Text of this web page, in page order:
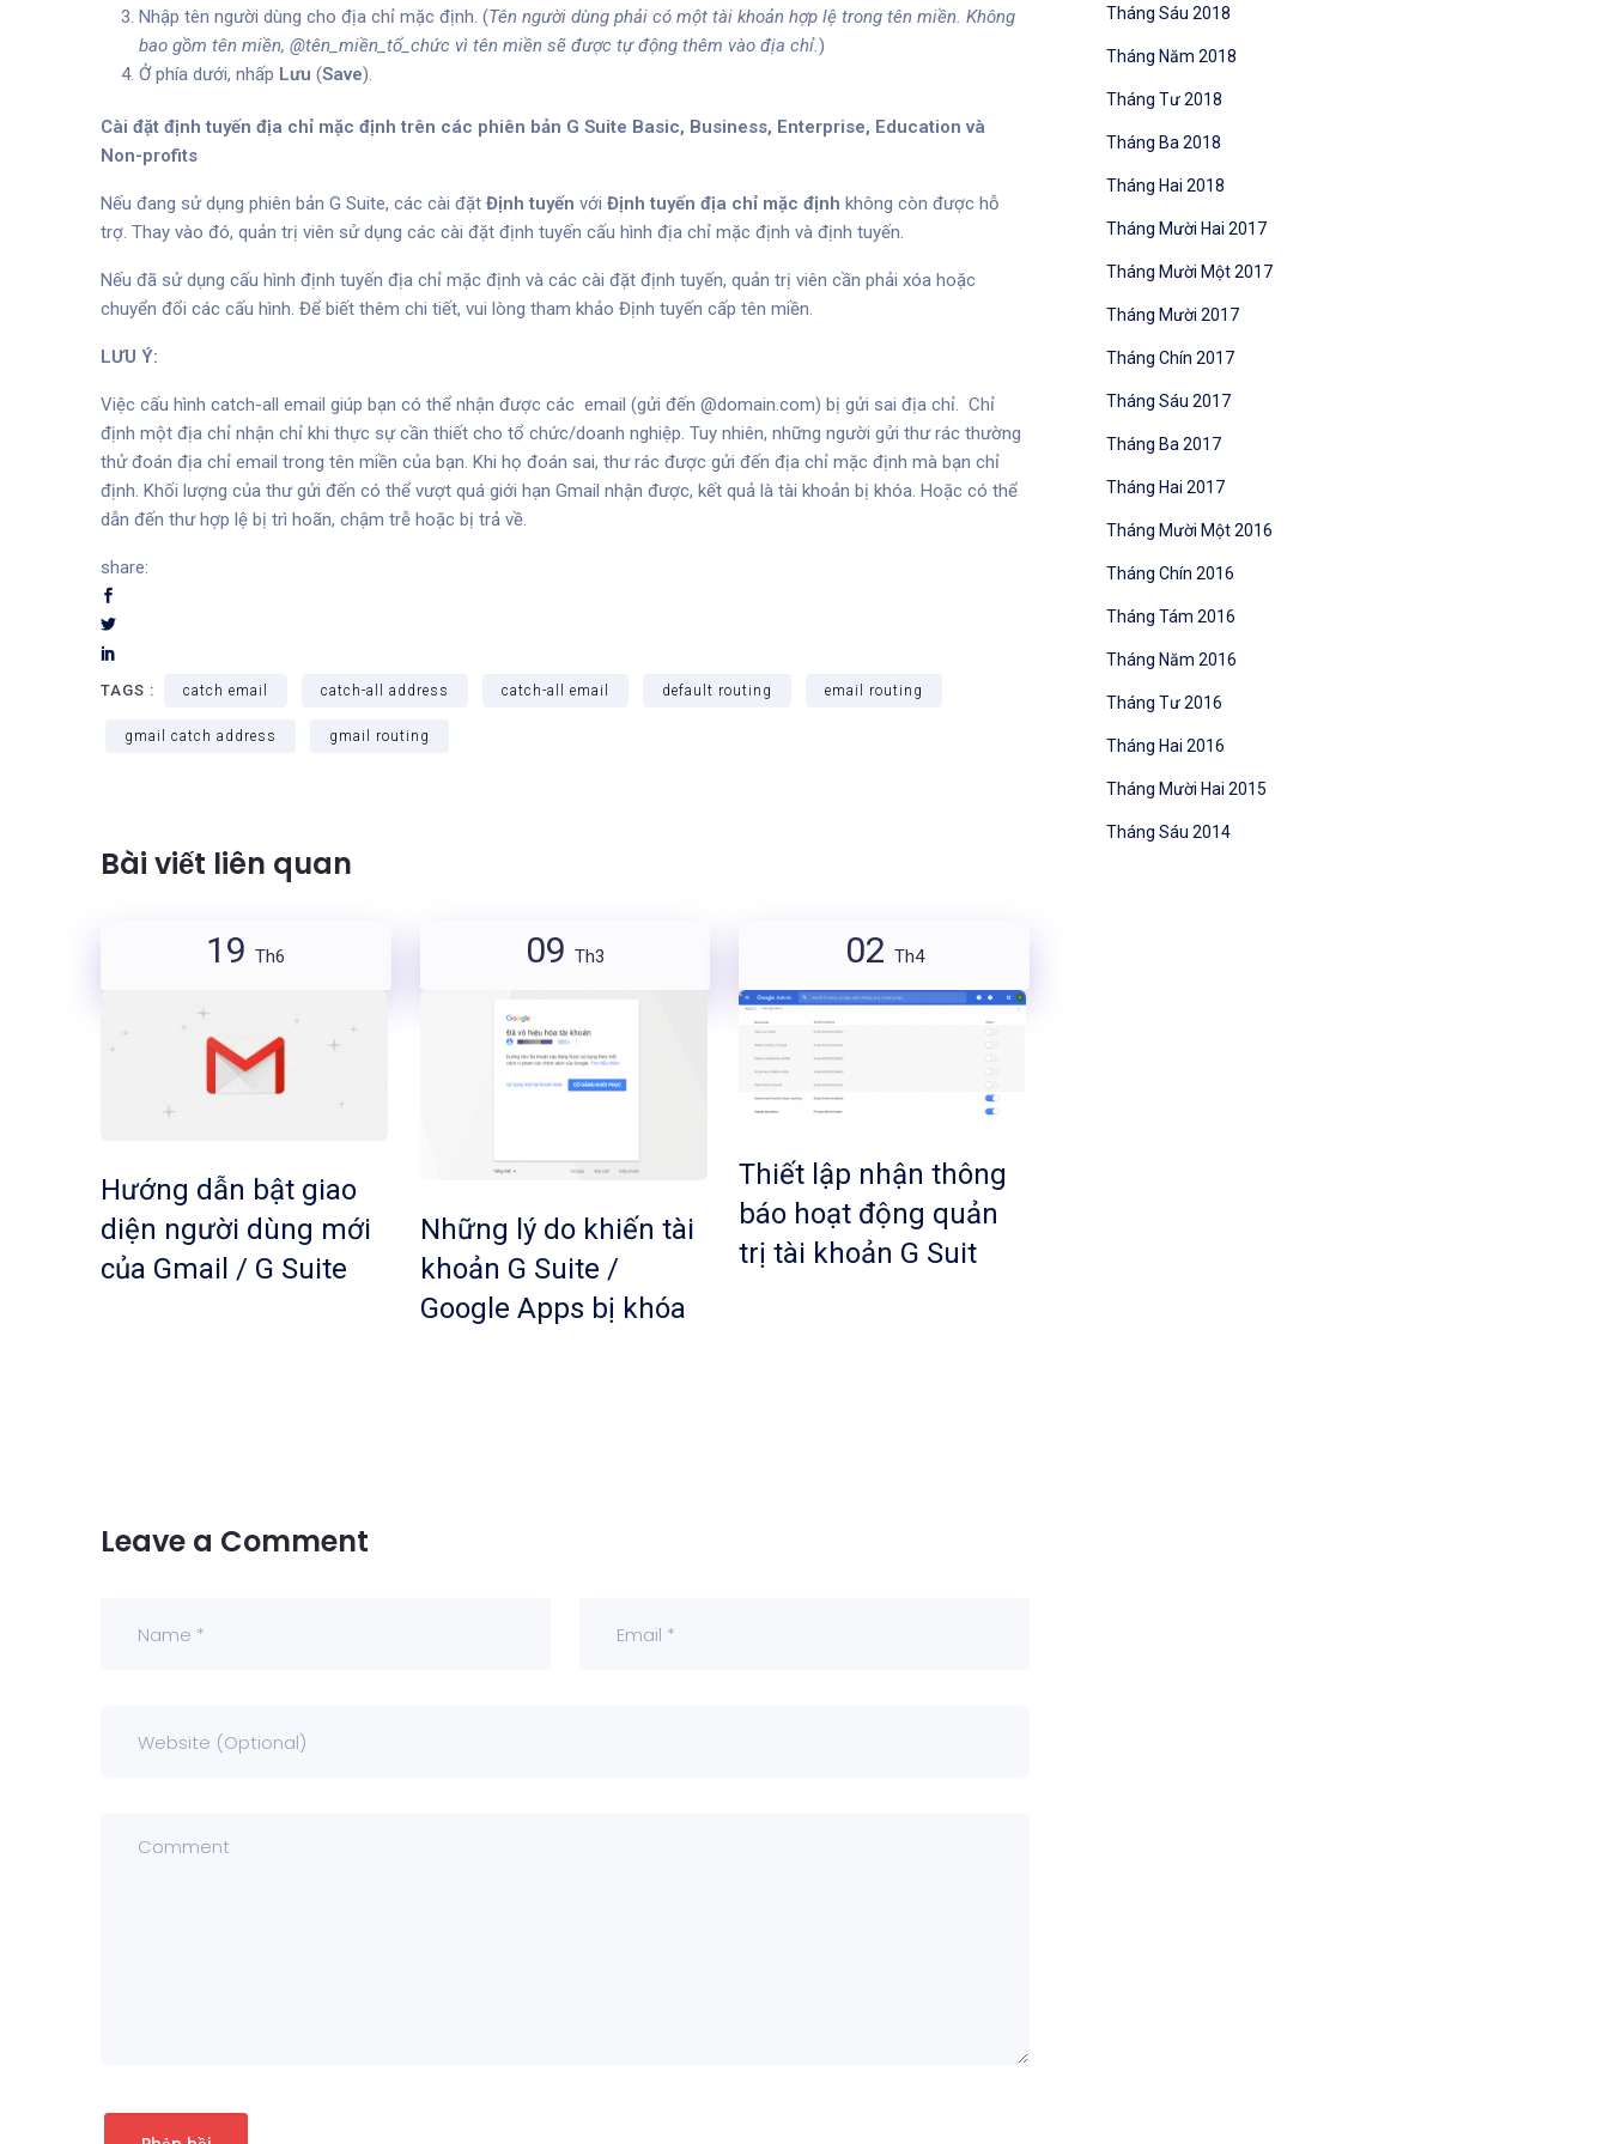
Nhập tên người dùng cho địa chỉ mặc định. (Tên người dùng phải có một tài khoản hợp lệ trong tên miền. Không
bao gồm tên miền, @tên_miền_tổ_chức vì tên miền sẽ được tự động thêm vào địa chỉ.)
Ở phía dưới, nhấp Lưu (Save).
Cài đặt định tuyến địa chỉ mặc định trên các phiên bản G Suite Basic, Business, Enterprise, Education và
Non-profits
Nếu đang sử dụng phiên bản G Suite, các cài đặt Định tuyến với Định tuyến địa chỉ mặc định không còn được hỗ
trợ. Thay vào đó, quản trị viên sử dụng các cài đặt định tuyến cấu hình địa chỉ mặc định và định tuyến.
Nếu đã sử dụng cấu hình định tuyến địa chỉ mặc định và các cài đặt định tuyến, quản trị viên cần phải xóa hoặc
chuyển đổi các cấu hình. Để biết thêm chi tiết, vui lòng tham khảo Định tuyến cấp tên miền.
LƯU Ý:
Việc cấu hình catch-all email giúp bạn có thể nhận được các email (gửi đến @domain.com) bị gửi sai địa chỉ. Chỉ
định một địa chỉ nhận chỉ khi thực sự cần thiết cho tổ chức/doanh nghiệp. Tuy nhiên, những người gửi thư rác thường
thử đoán địa chỉ email trong tên miền của bạn. Khi họ đoán sai, thư rác được gửi đến địa chỉ mặc định mà bạn chỉ
định. Khối lượng của thư gửi đến có thể vượt quá giới hạn Gmail nhận được, kết quả là tài khoản bị khóa. Hoặc có thể
dẫn đến thư hợp lệ bị trì hoãn, chậm trễ hoặc bị trả về.
share:
TAGS : catch email catch-all address catch-all email default routing email routing
gmail catch address gmail routing
Bài viết liên quan
19Th6
Hướng dẫn bật giao
diện người dùng mới
của Gmail / G Suite
09 Th3
Những lý do khiến tài
khoản G Suite /
Google Apps bị khóa
02 Th4
Thiết lập nhận thông
báo hoạt động quản
trị tài khoản G Suit
Leave a Comment
Tháng Sáu 2018
Tháng Năm 2018
Tháng Tư 2018
Tháng Ba 2018
Tháng Hai 2018
Tháng Mười Hai 2017
Tháng Mười Một 2017
Tháng Mười 2017
Tháng Chín 2017
Tháng Sáu 2017
Tháng Ba 2017
Tháng Hai 2017
Tháng Mười Một 2016
Tháng Chín 2016
Tháng Tám 2016
Tháng Năm 2016
Tháng Tư 2016
Tháng Hai 2016
Tháng Mười Hai 2015
Tháng Sáu 2014